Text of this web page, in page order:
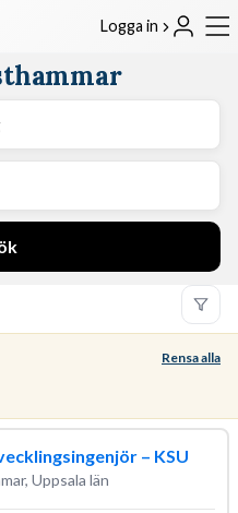
Logga in
Rensa alla
– KSU
Uppsala län